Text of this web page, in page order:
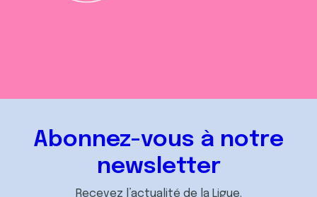
Abonnez-vous à notre
newsletter
Recevez l’actualité de la Ligue.